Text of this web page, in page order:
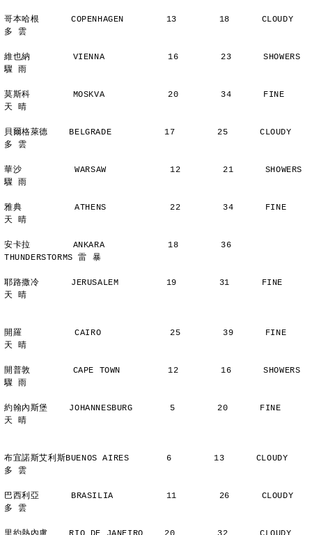
哥本哈根      COPENHAGEN        13        18      CLOUDY
多 雲
維也納        VIENNA            16        23      SHOWERS
驟 雨
莫斯科        MOSKVA            20        34      FINE
天 晴
貝爾格萊德    BELGRADE          17        25      CLOUDY
多 雲
華沙          WARSAW            12        21      SHOWERS
驟 雨
雅典          ATHENS            22        34      FINE
天 晴
安卡拉        ANKARA            18        36
THUNDERSTORMS 雷 暴
耶路撒冷      JERUSALEM         19        31      FINE
天 晴
開羅          CAIRO             25        39      FINE
天 晴
開普敦        CAPE TOWN         12        16      SHOWERS
驟 雨
約翰內斯堡    JOHANNESBURG       5        20      FINE
天 晴
布宜諾斯艾利斯BUENOS AIRES       6        13      CLOUDY
多 雲
巴西利亞      BRASILIA          11        26      CLOUDY
多 雲